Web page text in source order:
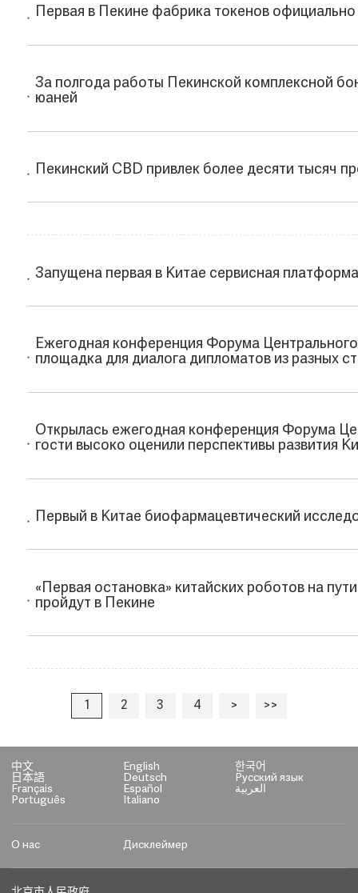
Первая в Пекине фабрика токенов
За полгода работы Пекинской комплексной
юаней
Пекинский CBD привлек более десяти тысяч
Запущена первая в Китае сервисная
Ежегодная конференция Форума
площадка для диалога дипломатов из разных
Открылась ежегодная конференция Форума
гости высоко оценили перспективы развития
Первый в Китае биофармацевтический
«Первая остановка» китайских роботов на
пройдут в Пекине
1 2 3 4 > >>
中文 English
한국어
日本語
Deutsch
Русский язык
Français
Español
العربية
Português
Italiano
О нас Дисклеймер